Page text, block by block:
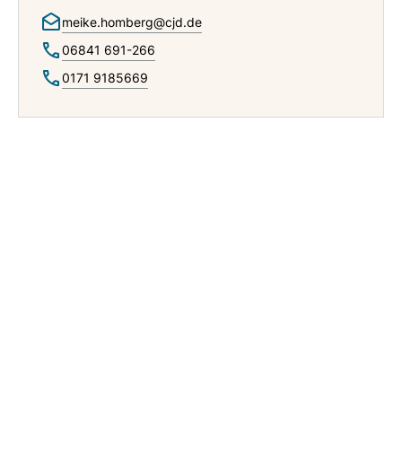
meike.homberg@cjd.de
06841 691-266
0171 9185669